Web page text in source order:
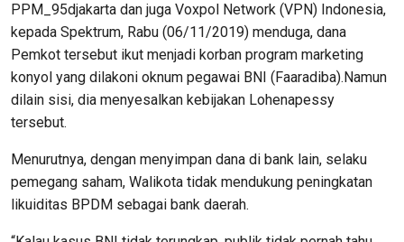
PPM_95djakarta dan juga Voxpol Network (VPN) Indonesia,
kepada Spektrum, Rabu (06/11/2019) menduga, dana
Pemkot tersebut ikut menjadi korban program marketing
konyol yang dilakoni oknum pegawai BNI (Faaradiba).Namun
dilain sisi, dia menyesalkan kebijakan Lohenapessy
tersebut.
Menurutnya, dengan menyimpan dana di bank lain, selaku
pemegang saham, Walikota tidak mendukung peningkatan
likuiditas BPDM sebagai bank daerah.